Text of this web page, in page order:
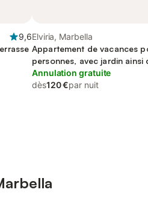
9,6Elviria, Marbella
Appartement de vacances
personnes, avec jardin ainsi
pour enfant et sauna, adapté
familles
Annulation gratuite
dès120 €par nuit